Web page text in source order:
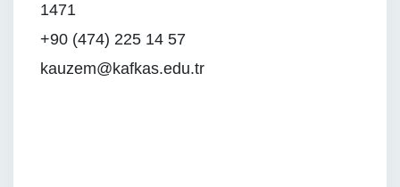
1471
+90 (474) 225 14 57
kauzem@kafkas.edu.tr